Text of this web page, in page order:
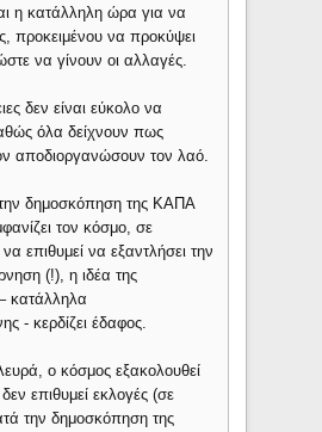
η κατάλληλη ώρα για να
προκειμένου να προκύψει
να γίνουν οι αλλαγές.
δεν είναι εύκολο να
όλα δείχνουν πως
αποδιοργανώσουν τον λαό.
δημοσκόπηση της ΚΑΠΑ
τον κόσμο, σε
επιθυμεί να εξαντλήσει την
(!), η ιδέα της
κατάλληλα
- κερδίζει έδαφος.
ο κόσμος εξακολουθεί
επιθυμεί εκλογές (σε
την δημοσκόπηση της